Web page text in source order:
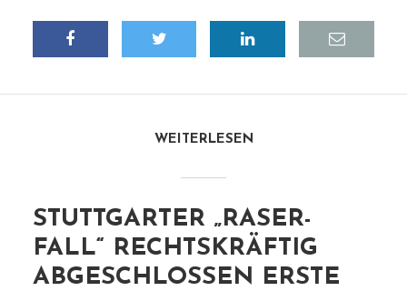
WEITERLESEN
STUTTGARTER „RASER-
FALL“ RECHTSKRÄFTIG
ABGESCHLOSSEN ERSTE